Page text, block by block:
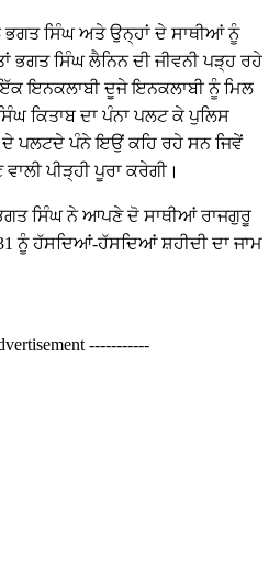
ਭਗਤ ਸਿੰਘ ਅਤੇ ਉਨ੍ਹਾਂ ਦੇ ਸਾਥੀਆਂ ਨੂੰ
ਭਗਤ ਸਿੰਘ ਲੈਨਿਨ ਦੀ ਜੀਵਨੀ ਪੜ੍ਹ ਰਹੇ
ਇਨਕਲਾਬੀ ਦੂਜੇ ਇਨਕਲਾਬੀ ਨੂੰ ਮਿਲ
ਕਿਤਾਬ ਦਾ ਪੰਨਾ ਪਲਟ ਕੇ ਪੁਲਿਸ
ਦੇ ਪਲਟਦੇ ਪੰਨੇ ਇਉਂ ਕਹਿ ਰਹੇ ਸਨ ਜਿਵੇਂ
ਪੀੜ੍ਹੀ ਪੂਰਾ ਕਰੇਗੀ।
ਸਿੰਘ ਨੇ ਆਪਣੇ ਦੋ ਸਾਥੀਆਂ ਰਾਜਗੁਰੂ
ਨੂੰ ਹੱਸਦਿਆਂ-ਹੱਸਦਿਆਂ ਸ਼ਹੀਦੀ ਦਾ ਜਾਮ
-----------